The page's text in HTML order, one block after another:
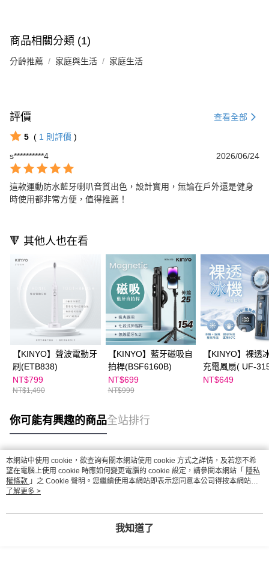
商品相關分類 (1)
分齡推薦 家庭與生活 家庭生活
評價 查看全部
5 ( 1 則評價 )
s**********4
2026/06/24
這款運動防水藍牙喇叭音質出色，設計實用，無論在戶外還是健身
時使用都非常方便，值得推薦！
🔻 其他人也在看
【KINYO】聲波電動牙
刷(ETB838)
NT$799
NT$1,490
【KINYO】藍牙磁吸自
拍桿(BSF6160B)
NT$699
NT$999
【KINYO】裸透
充電風扇( UF-
)NT$649
你可能有興趣的商品全站排行
熱門標籤
本網站中使用 cookie，欲查詢有關本網站使用 cookie 方式之詳情，及若您不希
望在電腦上使用 cookie 時應如何變更電腦的 cookie 設定，請參閱本網站「 隱私
權條款 」之 Cookie 聲明。您繼續使用本網站即表示您同意本公司得按本網站使
用條款之 Cookie 聲明使用 cookie。
了解更多 >
我知道了